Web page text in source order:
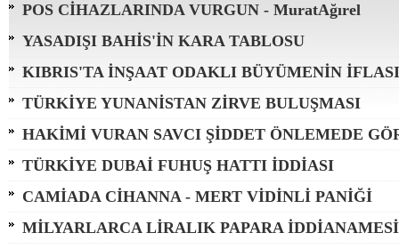
POS CİHAZLARINDA VURGUN - MuratAğırel
YASADIŞI BAHİS'İN KARA TABLOSU
KIBRIS'TA İNŞAAT ODAKLI BÜYÜMENİN İFLASI
TÜRKİYE YUNANİSTAN ZİRVE BULUŞMASI
HAKİMİ VURAN SAVCI ŞİDDET ÖNLEMEDE
TÜRKİYE DUBAİ FUHUŞ HATTI İDDİASI
CAMİADA CİHANNA - MERT VİDİNLİ PANİĞİ
MİLYARLARCA LİRALIK PAPARA İDDİANAMESİ